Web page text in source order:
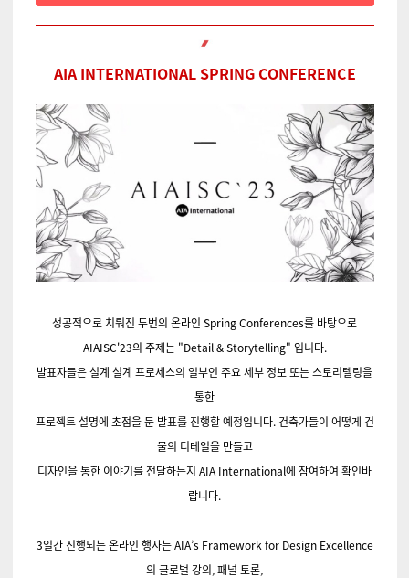
AIA INTERNATIONAL SPRING CONFERENCE
성공적으로 치뤄진 두번의 온라인 Spring Conferences를 바탕으로
AIAISC'23의 주제는 "Detail & Storytelling" 입니다.
발표자들은 설계 설계 프로세스의 일부인 주요 세부 정보 또는 스토리텔링을
통한
프로젝트 설명에 초점을 둔 발표를 진행할 예정입니다. 건축가들이 어떻게 건
물의 디테일을 만들고
디자인을 통한 이야기를 전달하는지 AIA International에 참여하여 확인바
랍니다.
3일간 진행되는 온라인 행사는 AIA’s Framework for Design Excellence
의 글로벌 강의, 패널 토론,